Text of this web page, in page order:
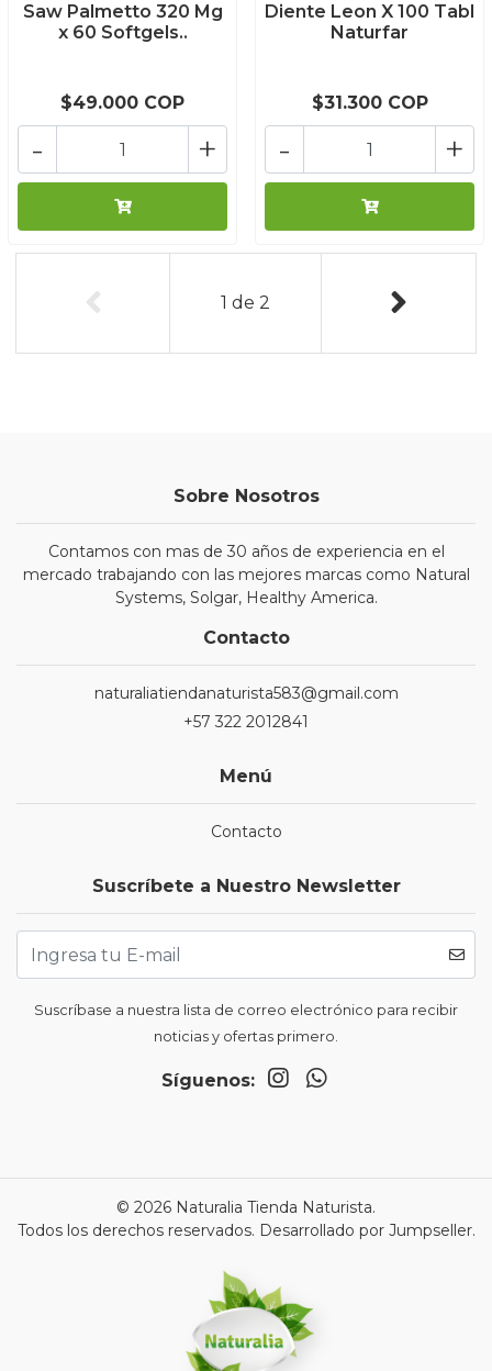
Saw Palmetto 320 Mg
x 60 Softgels..
$49.000 COP
+
-
Diente Leon X 100 Tabl
Naturfar
$31.300 COP
+
-
1 de 2
Sobre Nosotros
Contamos con mas de 30 años de experiencia en el
mercado trabajando con las mejores marcas como Natural
Systems, Solgar, Healthy America.
Contacto
naturaliatiendanaturista583@gmail.com
+57 322 2012841
Menú
Contacto
Suscríbete a Nuestro Newsletter
Suscríbase a nuestra lista de correo electrónico para recibir
noticias y ofertas primero.
Síguenos:
© 2026 Naturalia Tienda Naturista.
Todos los derechos reservados. Desarrollado por Jumpseller.